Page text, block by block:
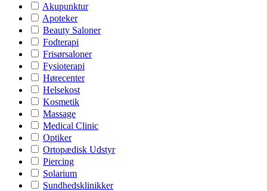
Akupunktur
Apoteker
Beauty Saloner
Fodterapi
Frisørsaloner
Fysioterapi
Hørecenter
Helsekost
Kosmetik
Massage
Medical Clinic
Optiker
Ortopædisk Udstyr
Piercing
Solarium
Sundhedsklinikker